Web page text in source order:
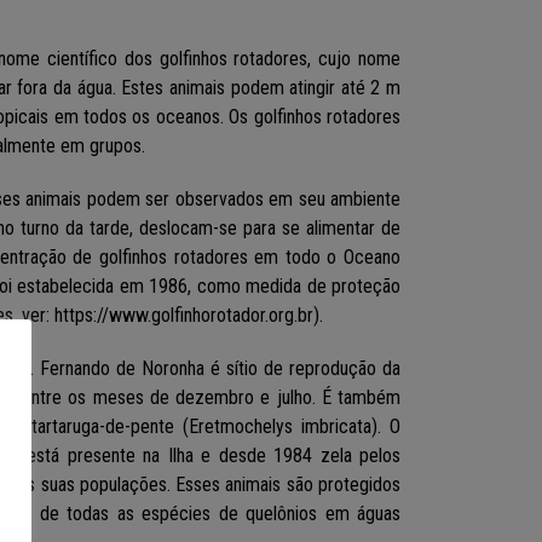
científico dos golfinhos rotadores, cujo nome
da água. Estes animais podem atingir até 2 m
em todos os oceanos. Os golfinhos rotadores
em grupos.
animais podem ser observados em seu ambiente
turno da tarde, deslocam-se para se alimentar de
de golfinhos rotadores em todo o Oceano
estabelecida em 1986, como medida de proteção
ver: https://www.golfinhorotador.org.br).
Fernando de Noronha é sítio de reprodução da
entre os meses de dezembro e julho. É também
tartaruga-de-pente (Eretmochelys imbricata). O
está presente na Ilha e desde 1984 zela pelos
as suas populações. Esses animais são protegidos
de todas as espécies de quelônios em águas